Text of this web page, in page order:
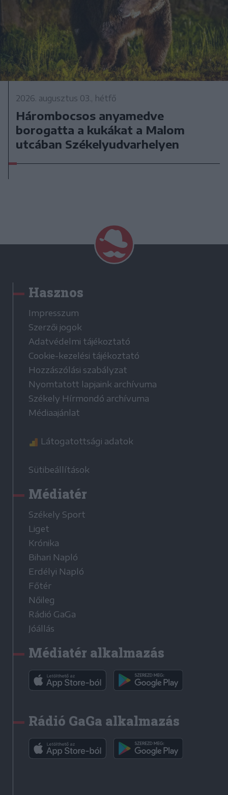
2026. augusztus 03., hétfő
Hárombocsos anyamedve
borogatta a kukákat a Malom
utcában Székelyudvarhelyen
Hasznos
Impresszum
Szerzői jogok
Adatvédelmi tájékoztató
Cookie-kezelési tájékoztató
Hozzászólási szabályzat
Nyomtatott lapjaink archívuma
Székely Hírmondó archívuma
Médiaajánlat
Látogatottsági adatok
Sütibeállítások
Médiatér
Székely Sport
Liget
Krónika
Bihari Napló
Erdélyi Napló
Főtér
Nőileg
Rádió GaGa
Jóállás
Médiatér alkalmazás
Rádió GaGa alkalmazás